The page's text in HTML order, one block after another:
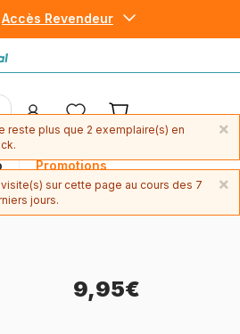
Accès Revendeur
Promotions
9,95€
×
reste plus que 2 exemplaire(s) en
×
sur cette page au cours des 7
jours.